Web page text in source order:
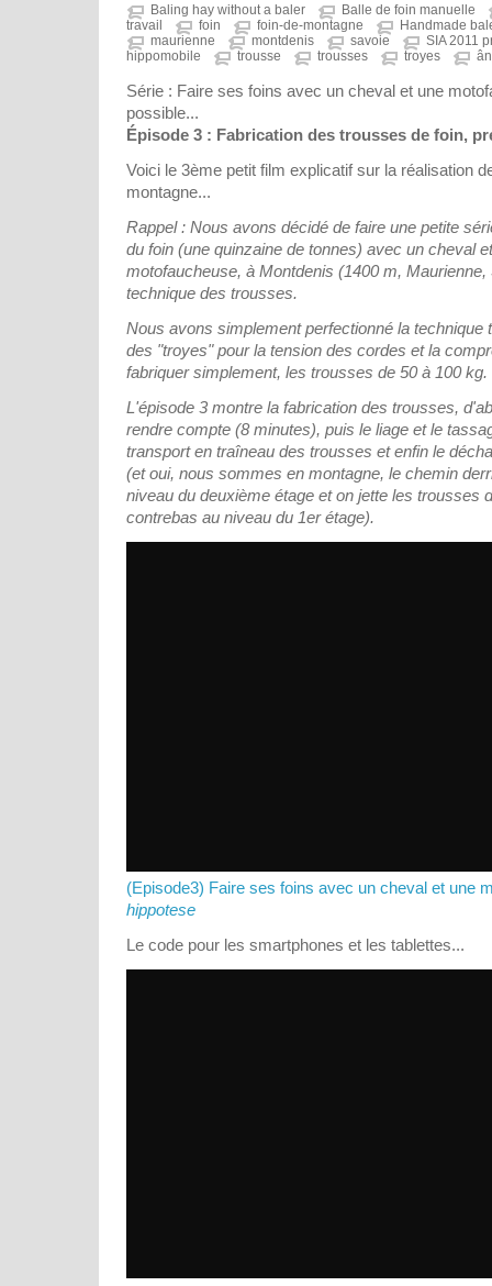
Baling hay without a baler
Balle de foin manuelle
travail
foin foin-de-montagne
Handmade
maurienne
montdenis savoie
SIA 2011
hippomobile
trousse trousses troyes
Série : Faire ses foins avec un cheval et une
possible...
Épisode 3 : Fabrication des trousses de foin,
Voici le 3ème petit film explicatif sur la réalisation
montagne...
Rappel : Nous avons décidé de faire une petite
du foin (une quinzaine de tonnes) avec un cheval
motofaucheuse, à Montdenis (1400 m, Maurienne,
technique des trousses.
Nous avons simplement perfectionné la technique
des "troyes" pour la tension des cordes et la
fabriquer simplement, les trousses de 50 à 100 kg.
L'épisode 3 montre la fabrication des trousses,
rendre compte (8 minutes), puis le liage et le
transport en traîneau des trousses et enfin le
(et oui, nous sommes en montagne, le chemin
niveau du deuxième étage et on jette les trousses
contrebas au niveau du 1er étage).
(Episode3) Faire ses foins avec un cheval et une
hippotese
Le code pour les smartphones et les tablettes...